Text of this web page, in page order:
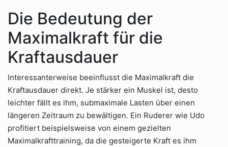
Die Bedeutung der
Maximalkraft für die
Kraftausdauer
Interessanterweise beeinflusst die Maximalkraft die
Kraftausdauer direkt. Je stärker ein Muskel ist, desto
leichter fällt es ihm, submaximale Lasten über einen
längeren Zeitraum zu bewältigen. Ein Ruderer wie Udo
profitiert beispielsweise von einem gezielten
Maximalkrafttraining, da die gesteigerte Kraft es ihm